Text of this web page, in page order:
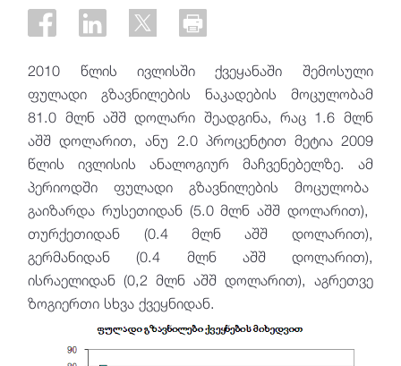
2010 წლის ივლისში ქვეყანაში შემოსული
ფულადი გზავნილების ნაკადების მოცულობამ
81.0 მლნ აშშ დოლარი შეადგინა, რაც 1.6 მლნ
აშშ დოლარით, ანუ 2.0 პროცენტით მეტია 2009
წლის ივლისის ანალოგიურ მაჩვენებელზე. ამ
პერიოდში ფულადი გზავნილების მოცულობა
გაიზარდა რუსეთიდან (5.0 მლნ აშშ დოლარით),
თურქეთიდან (0.4 მლნ აშშ დოლარით),
გერმანიდან (0.4 მლნ აშშ დოლარით),
ისრაელიდან (0,2 მლნ აშშ დოლარით), აგრეთვე
ზოგიერთი სხვა ქვეყნიდან.